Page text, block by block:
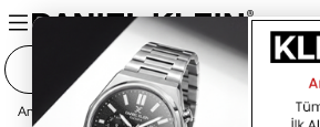
Ana Sayfa Tedarikçi Listesi